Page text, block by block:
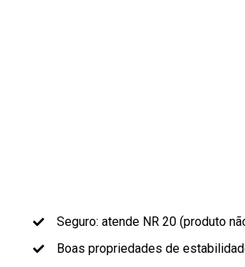
Seguro: atende NR 20 (produto
Boas propriedades de